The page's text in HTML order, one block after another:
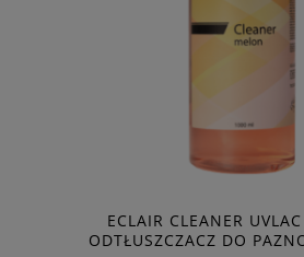
ECLAIR CLEANER
ODTŁUSZCZACZ DO